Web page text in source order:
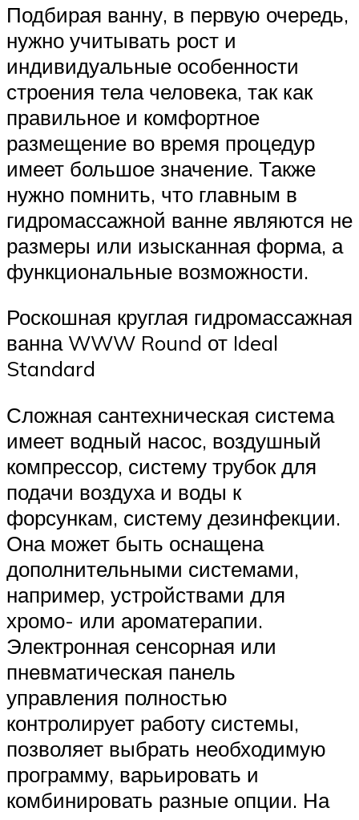
Подбирая ванну, в первую очередь,
нужно учитывать рост и
индивидуальные особенности
строения тела человека, так как
правильное и комфортное
размещение во время процедур
имеет большое значение. Также
нужно помнить, что главным в
гидромассажной ванне являются не
размеры или изысканная форма, а
функциональные возможности.
Роскошная круглая гидромассажная
ванна WWW Round от Ideal
Standard
Сложная сантехническая система
имеет водный насос, воздушный
компрессор, систему трубок для
подачи воздуха и воды к
форсункам, систему дезинфекции.
Она может быть оснащена
дополнительными системами,
например, устройствами для
хромо- или ароматерапии.
Электронная сенсорная или
пневматическая панель
управления полностью
контролирует работу системы,
позволяет выбрать необходимую
программу, варьировать и
комбинировать разные опции. На